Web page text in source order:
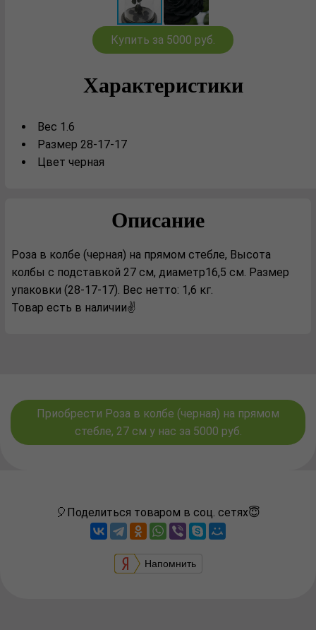
Купить за 5000 руб.
Характеристики
Вес 1.6
Размер 28-17-17
Цвет черная
Описание
Роза в колбе (черная) на прямом стебле, Высота
колбы с подставкой 27 см, диаметр16,5 см. Размер
упаковки (28-17-17). Вес нетто: 1,6 кг.
Товар есть в наличии✌️
Приобрести Роза в колбе (черная) на прямом
стебле, 27 см у нас за 5000 руб.
🎈Поделиться товаром в соц. сетях😇
Напомнить